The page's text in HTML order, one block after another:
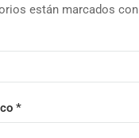
están marcados con
*